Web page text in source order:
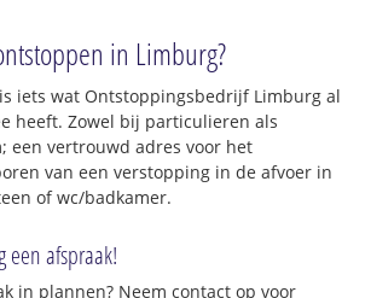
in Limburg?
iets wat Ontstoppingsbedrijf Limburg al
heeft. Zowel bij particulieren als
een vertrouwd adres voor het
van een verstopping in de afvoer in
of wc/badkamer.
een afspraak!
in plannen? Neem contact op voor